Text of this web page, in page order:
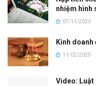
nhiệm hình
07/11/2023
Kinh
11/02/2025
Video: Luật